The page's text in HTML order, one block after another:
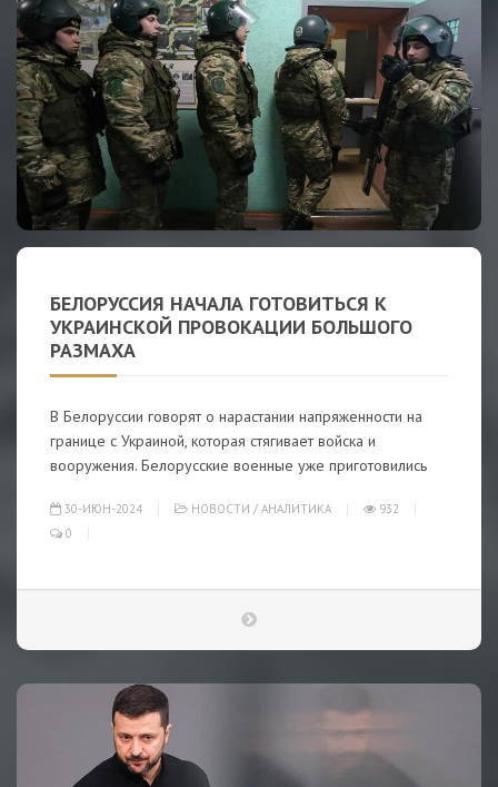
БЕЛОРУССИЯ НАЧАЛА ГОТОВИТЬСЯ К
УКРАИНСКОЙ ПРОВОКАЦИИ БОЛЬШОГО
РАЗМАХА
В Белоруссии говорят о нарастании напряженности на
границе с Украиной, которая стягивает войска и
вооружения. Белорусские военные уже приготовились
30-ИЮН-2024 НОВОСТИ / АНАЛИТИКА
932
0